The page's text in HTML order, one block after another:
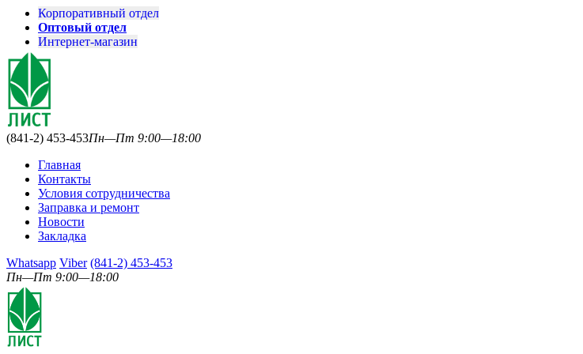
Корпоративный отдел
Оптовый отдел
Интернет-магазин
(841-2) 453-453Пн—Пт 9:00—18:00
Главная
Контакты
Условия сотрудничества
Заправка и ремонт
Новости
Закладка
Whatsapp Viber (841-2) 453-453
Пн—Пт 9:00—18:00